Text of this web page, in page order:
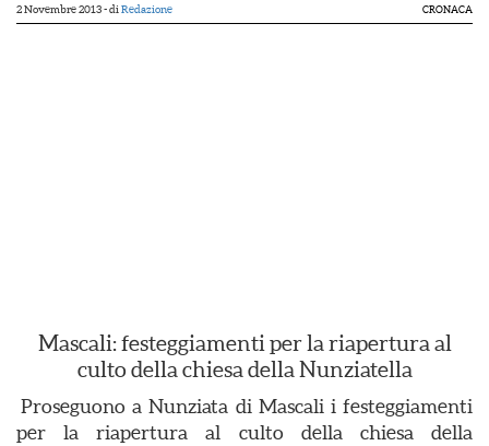
2 Novembre 2013- di Redazione CRONACA
Mascali: festeggiamenti per la riapertura al
culto della chiesa della Nunziatella
Proseguono a Nunziata di Mascali i festeggiamenti
per la riapertura al culto della chiesa della